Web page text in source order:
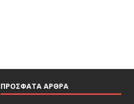
ΠΡΌΣΦΑΤΑ ΆΡΘΡΑ